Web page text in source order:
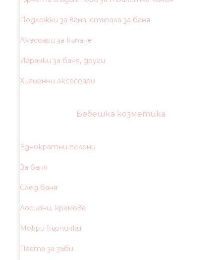
Подложки за вана, стъпала за баня
Акесоари за къпане
Играчки за баня, други
Хигиенни аксесоари
Бебешка козметика
Еднократни пелени
За баня
След баня
Лосиони, кремове
Мокри кърпички
Паста за зъби